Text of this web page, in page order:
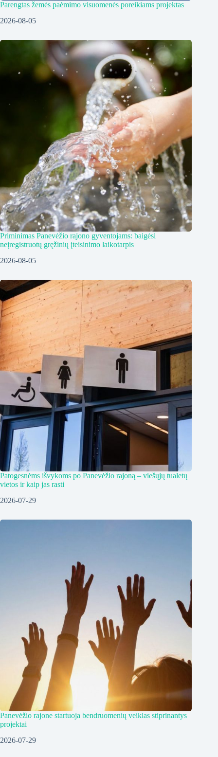
Parengtas žemės paėmimo visuomenės poreikiams projektas
2026-08-05
Priminimas Panevėžio rajono gyventojams: baigėsi
neįregistruotų gręžinių įteisinimo laikotarpis
2026-08-05
Patogesnėms išvykoms po Panevėžio rajoną – viešųjų tualetų
vietos ir kaip jas rasti
2026-07-29
Panevėžio rajone startuoja bendruomenių veiklas stiprinantys
projektai
2026-07-29